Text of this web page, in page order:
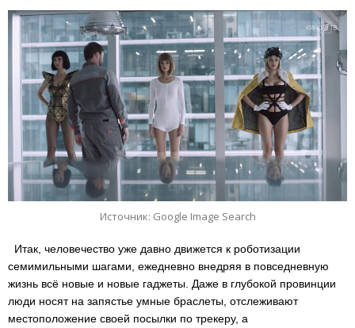
Источник: Google Image Search
Итак, человечество уже давно движется к роботизации
семимильными шагами, ежедневно внедряя в повседневную
жизнь всё новые и новые гаджеты. Даже в глубокой провинции
люди носят на запястье умные браслеты, отслеживают
местоположение своей посылки по трекеру, а